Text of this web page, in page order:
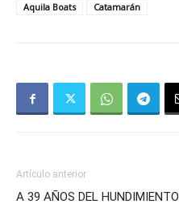
Aquila Boats
Catamarán
Artículo anterior
A 39 AÑOS DEL HUNDIMIENTO